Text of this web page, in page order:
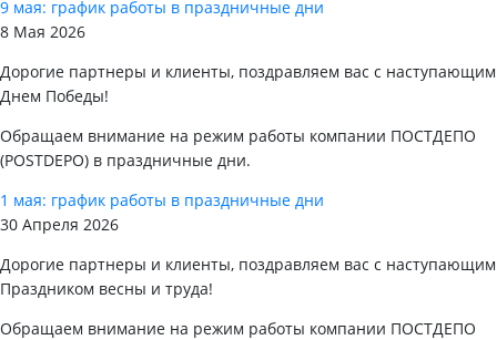
9 мая: график работы в праздничные дни
8 Мая 2026
Дорогие партнеры и клиенты, поздравляем вас с наступающим
Днем Победы!
Обращаем внимание на режим работы компании ПОСТДЕПО
(POSTDEPO) в праздничные дни.
1 мая: график работы в праздничные дни
30 Апреля 2026
Дорогие партнеры и клиенты, поздравляем вас с наступающим
Праздником весны и труда!
Обращаем внимание на режим работы компании ПОСТДЕПО